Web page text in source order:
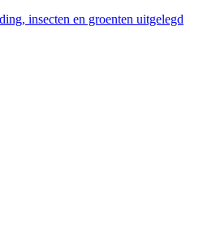
insecten en groenten uitgelegd